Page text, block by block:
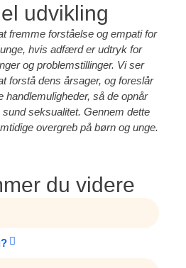
udvikling
fremme forståelse og empati for
hvis adfærd er udtryk for
og problemstillinger. Vi ser
forstå dens årsager, og foreslår
handlemuligheder, så de opnår
seksualitet. Gennem dette
overgreb på børn og unge.
du videre